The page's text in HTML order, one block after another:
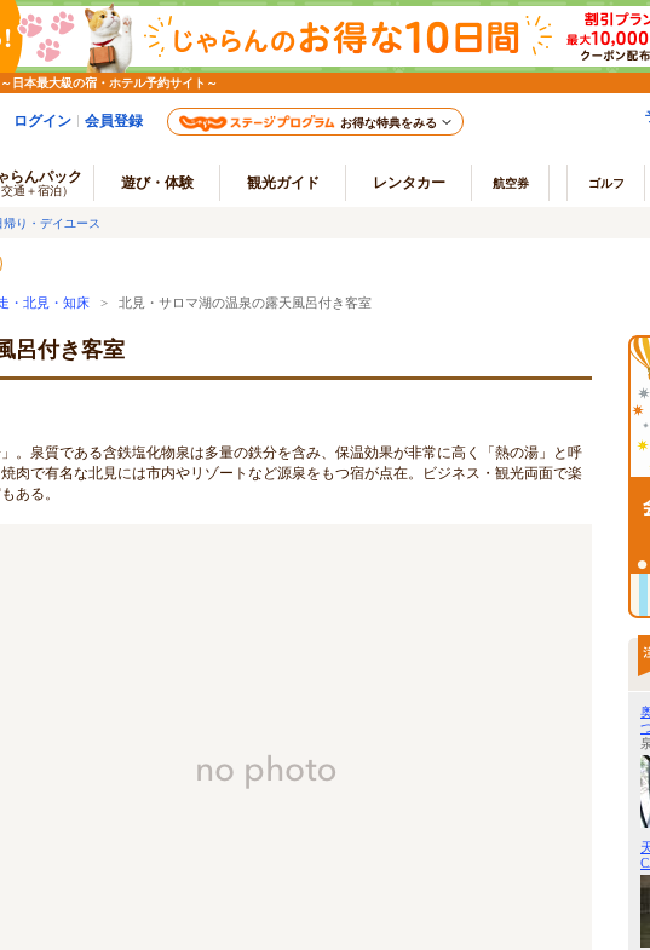
日本最大級の宿・ホテル予約サイト～
ログイン 会員登録 お得な特典をみる
らんパック
交通＋宿泊） 遊び・体験 観光ガイド レンタカー 航空券 ゴルフ
帰り・デイユース
・北見・知床 > 北見・サロマ湖の温泉の露天風呂付き客室
呂付き客室
。泉質である含鉄塩化物泉は多量の鉄分を含み、保温効果が非常に高く「熱の湯」と呼
肉で有名な北見には市内やリゾートなど源泉をもつ宿が点在。ビジネス・観光両面で楽
ある。